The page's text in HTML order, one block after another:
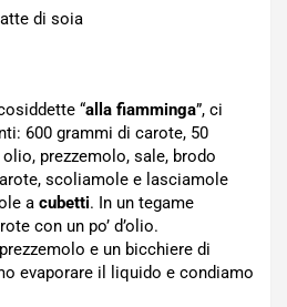
di soia
“alla fiamminga”, ci
600 grammi di carote, 50
prezzemolo, sale, brodo
scoliamole e lasciamole
a cubetti. In un tegame
con un po’ d’olio.
e un bicchiere di
evaporare il liquido e condiamo